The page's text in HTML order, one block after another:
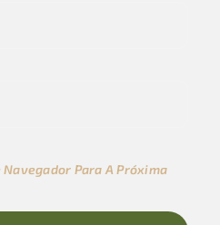
Para A Próxima